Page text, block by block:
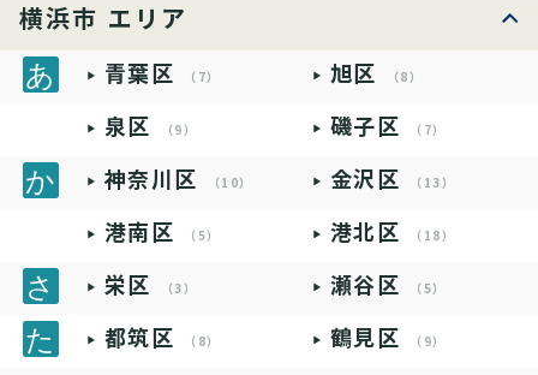
横浜市 エリア
青葉区 （7） 旭区 （8）
泉区 （9） 磯子区 （7）
神奈川区 （10） 金沢区 （13）
港南区 （5） 港北区 （18）
栄区 （3） 瀬谷区 （5）
都筑区 （8） 鶴見区 （9）